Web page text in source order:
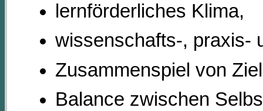
lernförderliches Klima,
wissenschafts-, praxis-
Zusammenspiel von
Balance zwischen